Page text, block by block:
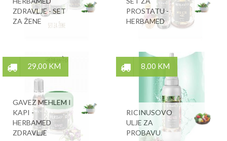
ZDRAVLJE - SET
ZA ŽENE
PROSTATU -
HERBAMED
29,00 KM
GAVEZ MEHLEM I
KAPI -
HERBAMED
ZDRAVLJE
8,00 KM
RICINUSOVO
ULJE ZA
PROBAVU